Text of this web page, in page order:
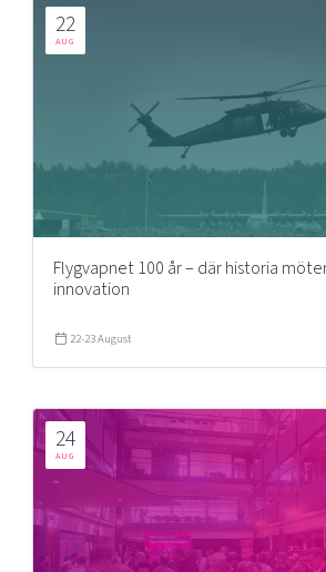
22
AUG
Flygvapnet 100 år – där historia
innovation
22-23 August
24
AUG